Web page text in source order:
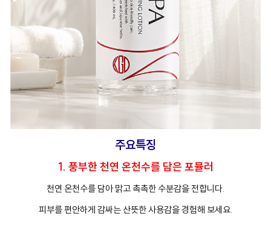
주요특징
1. 풍부한 천연 온천수를 담은 포뮬러
천연 온천수를 담아 맑고 촉촉한 수분감을 전합니다.
피부를 편안하게 감싸는 산뜻한 사용감을 경험해 보세요.